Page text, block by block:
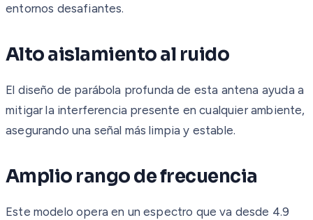
entornos desafiantes.
Alto aislamiento al ruido
El diseño de parábola profunda de esta antena ayuda a
mitigar la interferencia presente en cualquier ambiente,
asegurando una señal más limpia y estable.
Amplio rango de frecuencia
Este modelo opera en un espectro que va desde 4.9